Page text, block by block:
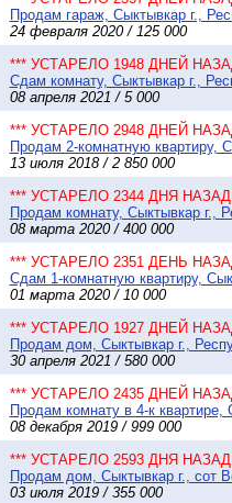
Продам гараж, Сыктывкар г.,
24 февраля 2020 / 125 000
*** УСТАРЕЛО 1948 ДНЕЙ
Сдам комнату, Сыктывкар г.,
08 апреля 2021 / 5 000
*** УСТАРЕЛО 2948 ДНЕЙ
Продам 2-комнатную квартиру,
13 июля 2018 / 2 850 000
*** УСТАРЕЛО 2344 ДНЯ НАЗАД
Продам комнату, Сыктывкар г.,
08 марта 2020 / 400 000
*** УСТАРЕЛО 2351 ДЕНЬ
Сдам 1-комнатную квартиру,
01 марта 2020 / 10 000
*** УСТАРЕЛО 1927 ДНЕЙ
Продам дом, Сыктывкар г.,
30 апреля 2021 / 580 000
*** УСТАРЕЛО 2435 ДНЕЙ
Продам комнату в 4-к
08 декабря 2019 / 999 000
*** УСТАРЕЛО 2593 ДНЯ НАЗАД
Продам дом, Сыктывкар г., сот
03 июля 2019 / 355 000